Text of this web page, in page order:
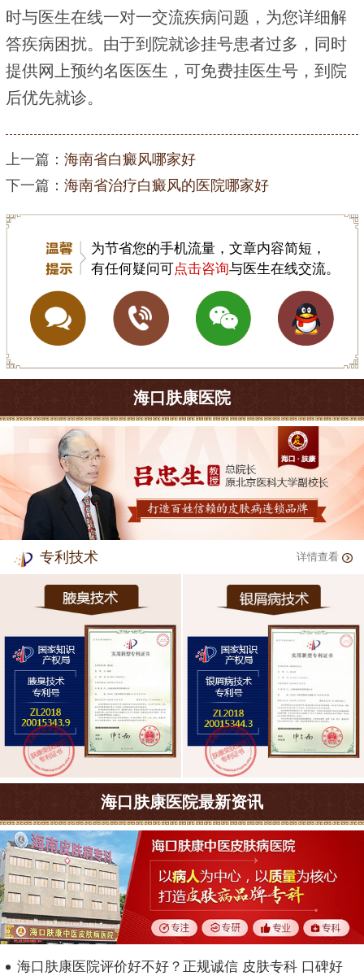
时与医生在线一对一交流疾病问题，为您详细解
答疾病困扰。由于到院就诊挂号患者过多，同时
提供网上预约名医医生，可免费挂医生号，到院
后优先就诊。
上一篇： 海南省白癜风哪家好
下一篇： 海南省治疗白癜风的医院哪家好
为节省您的手机流量，文章内容简短，
有任何疑问可点击咨询与医生在线交流。
海口肤康医院
专利技术 详情查看
海口肤康医院最新资讯
海口肤康医院评价好不好？正规诚信 皮肤专科 口碑好